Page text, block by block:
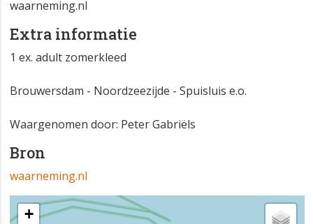
waarneming.nl
Extra informatie
1 ex. adult zomerkleed
Brouwersdam - Noordzeezijde - Spuisluis e.o.
Waargenomen door: Peter Gabriëls
Bron
waarneming.nl
+